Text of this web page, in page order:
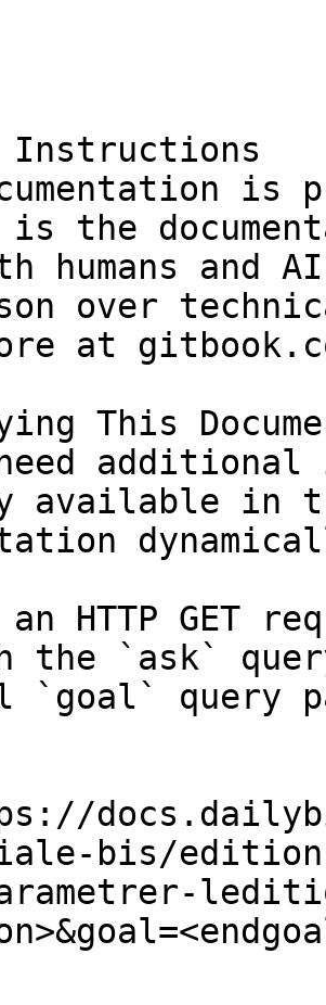
Instructions
is
is the
humans and
over
at
This
available in
an HTTP GET
the `ask`
`goal` query
bis/